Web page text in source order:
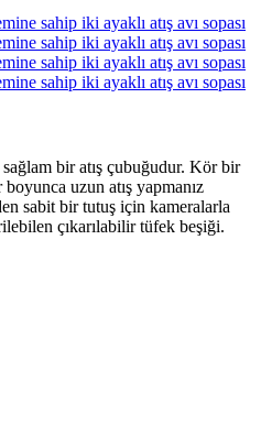
bir atış çubuğudur. Kör bir
uzun atış yapmanız
sabit bir tutuş için kameralarla
çıkarılabilir tüfek beşiği.